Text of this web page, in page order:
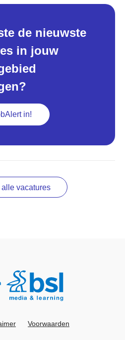
de nieuwste
in jouw
in!
alle vacatures
Voorwaarden